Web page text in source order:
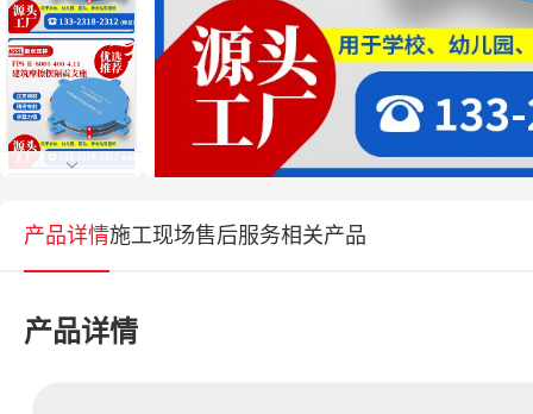
产品详情施工现场售后服务相关产品
产品详情